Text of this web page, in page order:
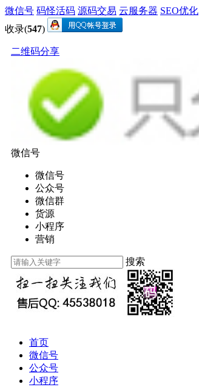
微信号 码怪活码 源码交易 云服务器 SEO优化
收录(547)
二维码分享
微信号
微信号
公众号
微信群
货源
小程序
营销
搜索
首页
微信号
公众号
小程序